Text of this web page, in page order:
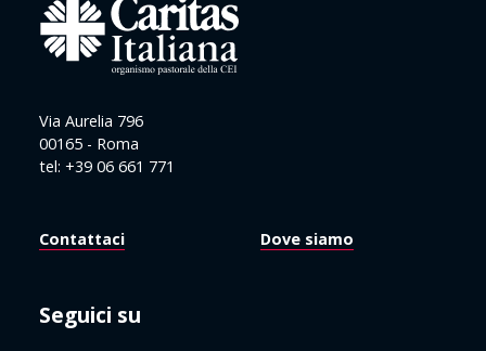
Via Aurelia 796
00165 - Roma
tel: +39 06 661 771
Contattaci Dove siamo
Seguici su